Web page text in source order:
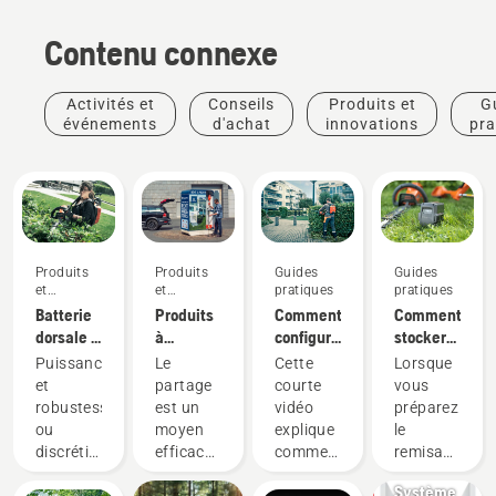
Contenu connexe
Activités et
événements
Conseils
d'achat
Produits et
innovations
Produits
et
innovations
Batterie
dorsale :
Une
révolution
pour les
outils
électriques
sur
Puissance
et
robustesse,
ou
discrétion
Produits
et
innovations
Produits
à
batterie
à
partager
via des
cabanes
numériques
Le
partage
est un
moyen
efficace
Guides
pratiques
Comment
configurer
et
installer
correctement
la
batterie
Cette
courte
vidéo
explique
comment
Guides
pratiques
Comment
stocker
votre
batterie
Husqvarna
pendant
l'hiver
Lorsque
vous
préparez
le
remisage
Produits
et
Système